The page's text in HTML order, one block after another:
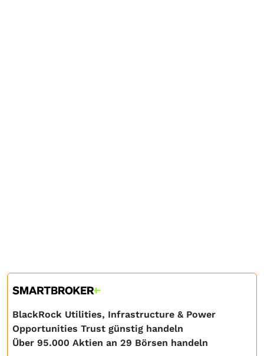
BlackRock Utilities, Infrastructure & Power
Opportunities Trust günstig handeln
Über 95.000 Aktien an 29 Börsen handeln